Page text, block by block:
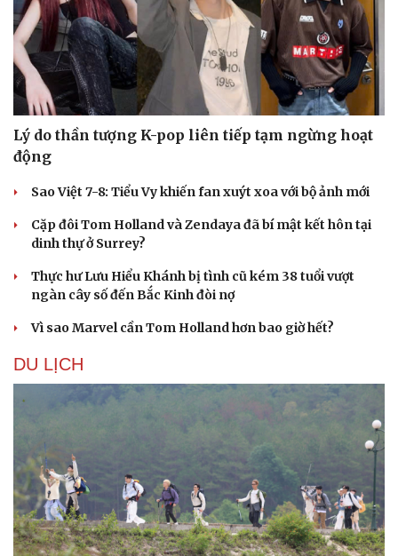
Sản phụ khoa
Nhi khoa
Nam khoa
Làm đẹp - giảm cân
Phòng mạch online
Ăn sạch sống khỏe
Tình yêu - Gia đình
Lý do thần tượng K-pop liên tiếp tạm ngừng hoạt
động
Sao Việt 7-8: Tiểu Vy khiến fan xuýt xoa với bộ ảnh mới
Cặp đôi Tom Holland và Zendaya đã bí mật kết hôn tại
dinh thự ở Surrey?
Thực hư Lưu Hiểu Khánh bị tình cũ kém 38 tuổi vượt
ngàn cây số đến Bắc Kinh đòi nợ
Vì sao Marvel cần Tom Holland hơn bao giờ hết?
DU LỊCH